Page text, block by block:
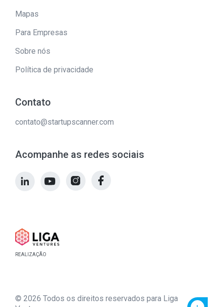
REALIZAÇÃO
Mapas
Para Empresas
Sobre nós
Política de privacidade
Contato
contato@startupscanner.com
Acompanhe as redes sociais
© 2026 Todos os direitos reservados para Liga